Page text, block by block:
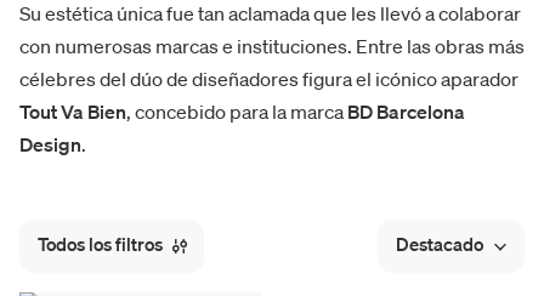
Su estética única fue tan aclamada que les llevó a colaborar
con numerosas marcas e instituciones. Entre las obras más
célebres del dúo de diseñadores figura el icónico aparador
Tout Va Bien, concebido para la marca BD Barcelona
Design.
Todos los filtros Destacado